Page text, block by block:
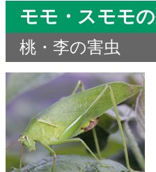
モモ・スモモ
桃・李の害虫